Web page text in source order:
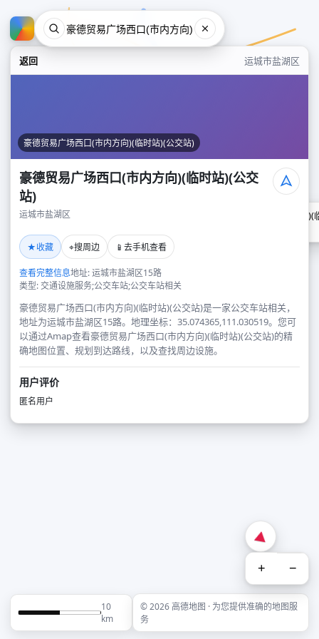
返回 运城市盐湖区
豪德贸易广场西口(市内方向)(临时站)(公交站)
豪德贸易广场西口(市内方向)(临时站)(公交
站)
运城市盐湖区
★收藏 ⌖搜周边 📱 去手机查看
查看完整信息地址: 运城市盐湖区15路
类型: 交通设施服务;公交车站;公交车站相关
豪德贸易广场西口(市内方向)(临时站)(公交站)是一家公交车站相关，
地址为运城市盐湖区15路。地理坐标：35.074365,111.030519。您可
以通过Amap查看豪德贸易广场西口(市内方向)(临时站)(公交站)的精
确地图位置、规划到达路线，以及查找周边设施。
用户评价
匿名用户
豪德贸易广场西口(市内方向
+ −
10
km
© 2026 高德地图 · 为您提供准确的地图服
务